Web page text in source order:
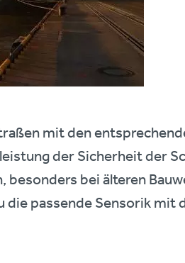
mit den
der Sicherheit der
bei älteren
passende Sensorik mit